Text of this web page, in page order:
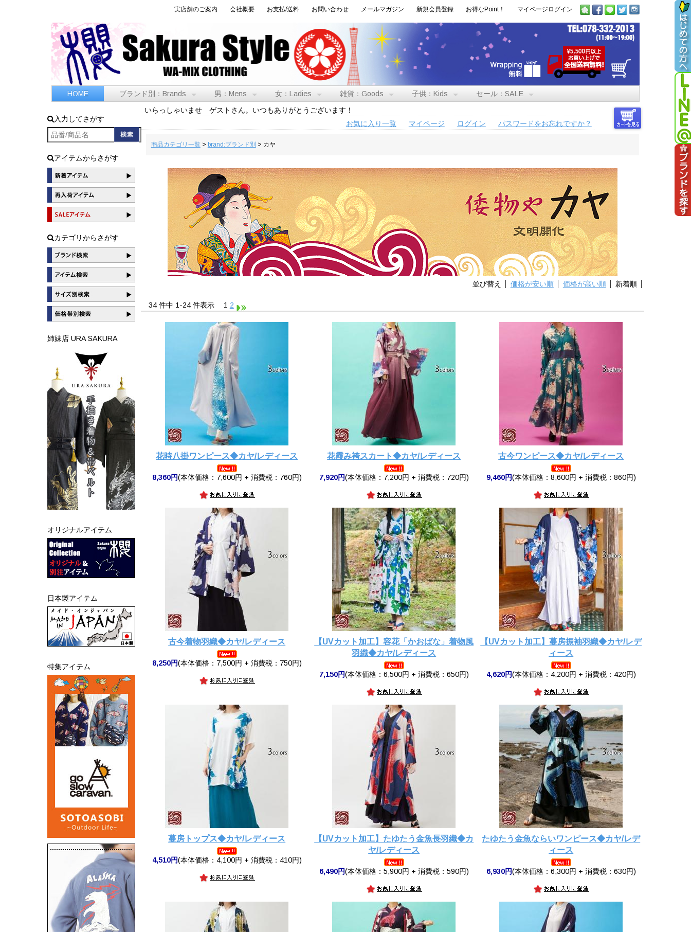
実店舗のご案内 会社概要 お支払/送料 お問い合わせ メールマガジン 新規会員登録 お得なPoint！ マイページログイン
HOME ブランド別：Brands 男：Mens 女：Ladies 雑貨：Goods 子供：Kids セール：SALE
入力してさがす
アイテムからさがす
カテゴリからさがす
姉妹店 URA SAKURA
オリジナルアイテム
日本製アイテム
特集アイテム
いらっしゃいませ ゲストさん。いつもありがとうございます！
お気に入り一覧
マイページ ログイン パスワードをお忘れですか？
商品カテゴリ一覧> brand:ブランド別 > カヤ
並び替え 価格が安い順 価格が高い順 新着順
34 件中 1-24 件表示 1 2
花時八掛ワンピース◆カヤ/レディース
8,360円(本体価格：7,600円 + 消費税：760円)
花霞み袴スカート◆カヤ/レディース
7,920円(本体価格：7,200円 + 消費税：720円)
古今ワンピース◆カヤ/レディース
9,460円(本体価格：8,600円 + 消費税：860円)
古今着物羽織◆カヤ/レディース
8,250円(本体価格：7,500円 + 消費税：750円)
【UVカット加工】容花「かおばな」着物風
羽織◆カヤ/レディース
7,150円(本体価格：6,500円 + 消費税：650円)
【UVカット加工】蔓房振袖羽織◆カヤ/レデ
ィース
4,620円(本体価格：4,200円 + 消費税：420円)
蔓房トップス◆カヤ/レディース
4,510円(本体価格：4,100円 + 消費税：410円)
【UVカット加工】たゆたう金魚長羽織◆カ
ヤ/レディース
6,490円(本体価格：5,900円 + 消費税：590円)
たゆたう金魚ならいワンピース◆カヤ/レデ
ィース
6,930円(本体価格：6,300円 + 消費税：630円)